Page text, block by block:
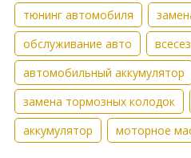
тюнинг автомобиля
обслуживание авто
автомобильный аккумулятор
замена тормозных колодок
аккумулятор
моторное